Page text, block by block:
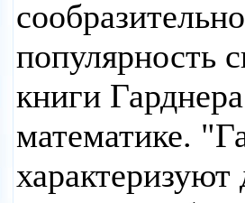
популярность
книги
математике.
характеризуют